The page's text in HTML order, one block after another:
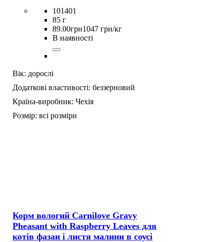
101401
85 г
89.00грн1047 грн/кг
В наявності
Вік: дорослі
Додаткові властивості: беззерновий
Країна-виробник: Чехія
Розмір: всі розміри
Корм вологий Carnilove Gravy
Pheasant with Raspberry Leaves для
котів фазан і листя малини в соусі